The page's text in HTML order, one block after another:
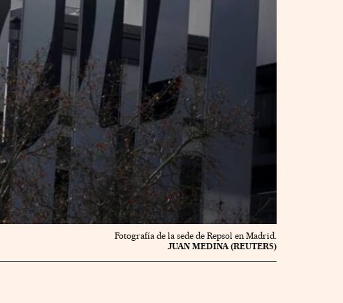
Fotografía de la sede de Repsol en Madrid.
JUAN MEDINA (REUTERS)